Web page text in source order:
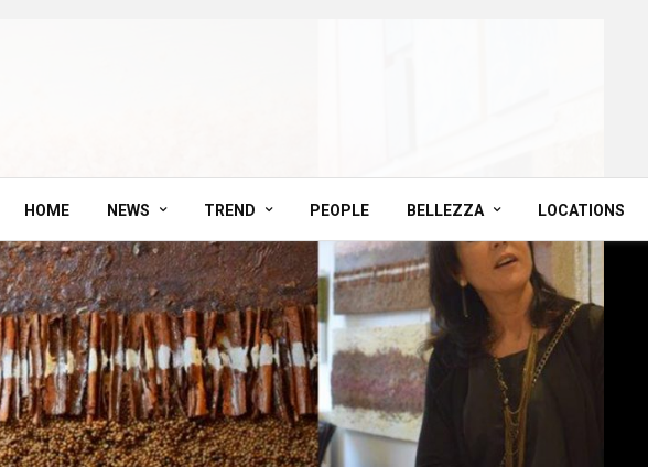
HOME NEWS TREND PEOPLE BELLEZZA LOCATIONS